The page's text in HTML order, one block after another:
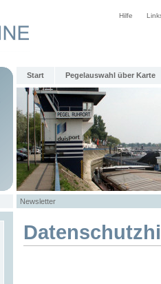
Hilfe
Start Pegelauswahl über Karte
Newsletter